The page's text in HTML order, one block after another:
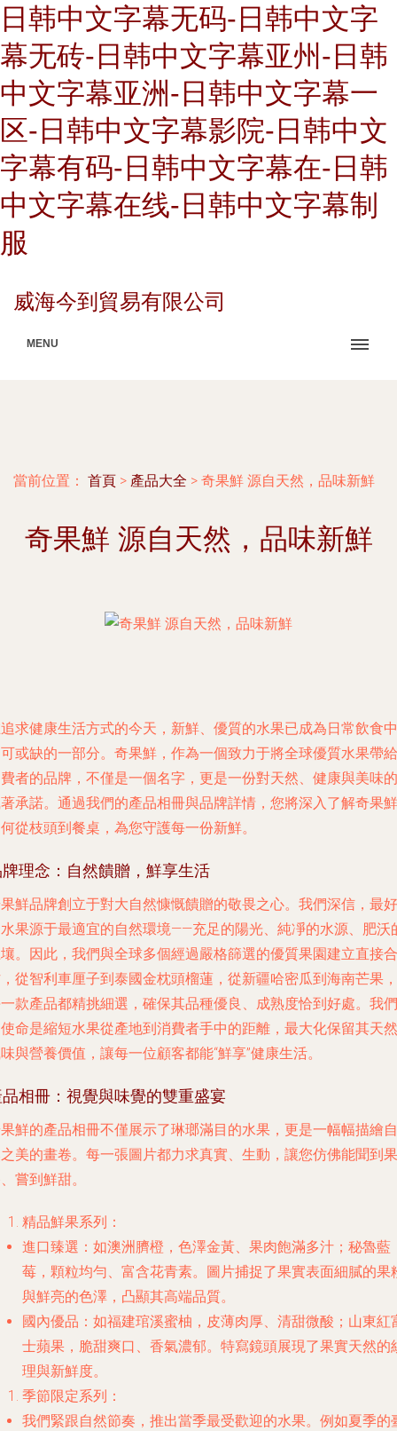
日韩中文字幕无码-日韩中文字
幕无砖-日韩中文字幕亚州-日韩
中文字幕亚洲-日韩中文字幕一
区-日韩中文字幕影院-日韩中文
字幕有码-日韩中文字幕在-日韩
中文字幕在线-日韩中文字幕制
服
威海今到貿易有限公司
MENU
當前位置： 首頁 > 產品大全 > 奇果鮮 源自天然，品味新鮮
奇果鮮 源自天然，品味新鮮
求健康生活方式的今天，新鮮、優質的水果已成為日常飲食中
或缺的一部分。奇果鮮，作為一個致力于將全球優質水果帶給
者的品牌，不僅是一個名字，更是一份對天然、健康與美味的
承諾。通過我們的產品相冊與品牌詳情，您將深入了解奇果鮮
從枝頭到餐桌，為您守護每一份新鮮。
理念：自然饋贈，鮮享生活
鮮品牌創立于對大自然慷慨饋贈的敬畏之心。我們深信，最好
果源于最適宜的自然環境——充足的陽光、純凈的水源、肥沃
。因此，我們與全球多個經過嚴格篩選的優質果園建立直接合
從智利車厘子到泰國金枕頭榴蓮，從新疆哈密瓜到海南芒果，
款產品都精挑細選，確保其品種優良、成熟度恰到好處。我們
命是縮短水果從產地到消費者手中的距離，最大化保留其天然
與營養價值，讓每一位顧客都能“鮮享”健康生活。
相冊：視覺與味覺的雙重盛宴
鮮的產品相冊不僅展示了琳瑯滿目的水果，更是一幅幅描繪自
美的畫卷。每一張圖片都力求真實、生動，讓您仿佛能聞到果
嘗到鮮甜。
精品鮮果系列 ：
進口臻選 ：如澳洲臍橙，色澤金黃、果肉飽滿多汁；秘魯藍
莓，顆粒均勻、富含花青素。圖片捕捉了果實表面細膩的果
與鮮亮的色澤，凸顯其高端品質。
國內優品 ：如福建琯溪蜜柚，皮薄肉厚、清甜微酸；山東紅
士蘋果，脆甜爽口、香氣濃郁。特寫鏡頭展現了果實天然的
理與新鮮度。
季節限定系列 ：
我們緊跟自然節奏，推出當季最受歡迎的水果。例如夏季的